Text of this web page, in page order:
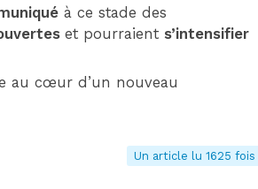
à ce stade des
et pourraient s’intensifier
au cœur d’un nouveau
Un article lu 1625 fois